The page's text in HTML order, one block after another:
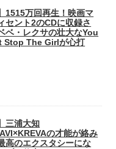
1515万回再生！映画マ
セント2のCDに収録さ
ベ・レクサの壮大なYou
Stop The Girlが心打
三浦大知
の才能が絡み
高のエクスタシーにな